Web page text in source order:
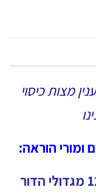
מצות כיסוי
הוראה: